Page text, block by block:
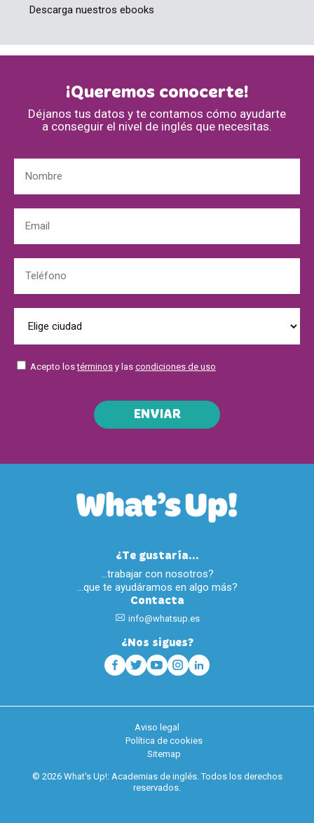
Descarga nuestros ebooks
¡Queremos conocerte!
Déjanos tus datos y te contamos cómo ayudarte
a conseguir el nivel de inglés que necesitas.
Acepto lostérminos y las condiciones de uso
ENVIAR
¿Te gustaría...
…trabajar con nosotros?
…que te ayudáramos en algo más?
Contacta
info@whatsup.es
¿Nos sigues?
Aviso legal
Política de cookies
Sitemap
© 2026 What's Up!: Academias de inglés. Todos los derechos
reservados.